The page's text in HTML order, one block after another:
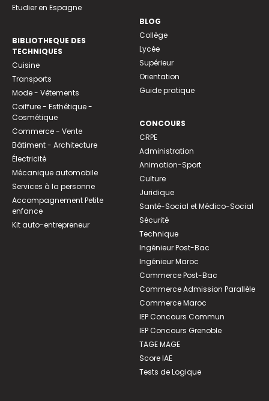
Etudier en Espagne
BIBLIOTHEQUE DES
TECHNIQUES
Cuisine
Transports
Mode - Vêtements
Coiffure - Esthétique -
Cosmétique
Commerce - Vente
Bâtiment - Architecture
Électricité
Mécanique automobile
Services à la personne
Accompagnement Petite
enfance
Kit auto-entrepreneur
BLOG
Collège
Lycée
Supérieur
Orientation
Guide pratique
CONCOURS
CRPE
Administration
Animation-Sport
Culture
Juridique
Santé-Social et Médico-Social
Sécurité
Technique
Ingénieur Post-Bac
Ingénieur Maroc
Commerce Post-Bac
Commerce Admission Parallèle
Commerce Maroc
IEP Concours Commun
IEP Concours Grenoble
TAGE MAGE
Score IAE
Tests de Logique